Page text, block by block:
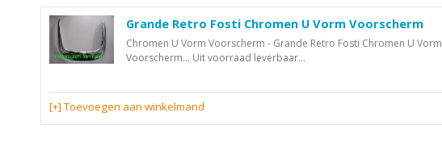
Grande Retro Fosti Chromen U Vorm Voorscherm
Chromen U Vorm Voorscherm - Grande Retro Fosti Chromen U Vorm
Voorscherm... Uit voorraad leverbaar...
[+] Toevoegen aan winkelmand